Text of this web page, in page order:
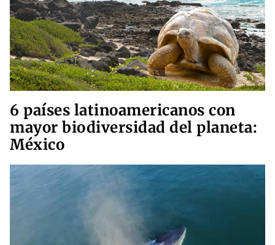
6 países latinoamericanos con
mayor biodiversidad del planeta:
México